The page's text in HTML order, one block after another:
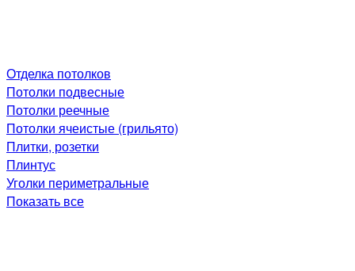
Отделка потолков
Потолки подвесные
Потолки реечные
Потолки ячеистые (грильято)
Плитки, розетки
Плинтус
Уголки периметральные
Показать все